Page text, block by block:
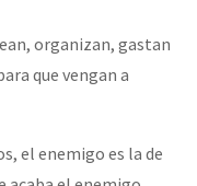
organizan, gastan
que vengan a
el enemigo es la de